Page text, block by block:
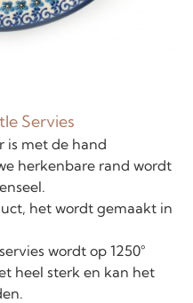
Servies
is met de hand
herkenbare rand wordt
het wordt gemaakt in
wordt op 1250°
heel sterk en kan het